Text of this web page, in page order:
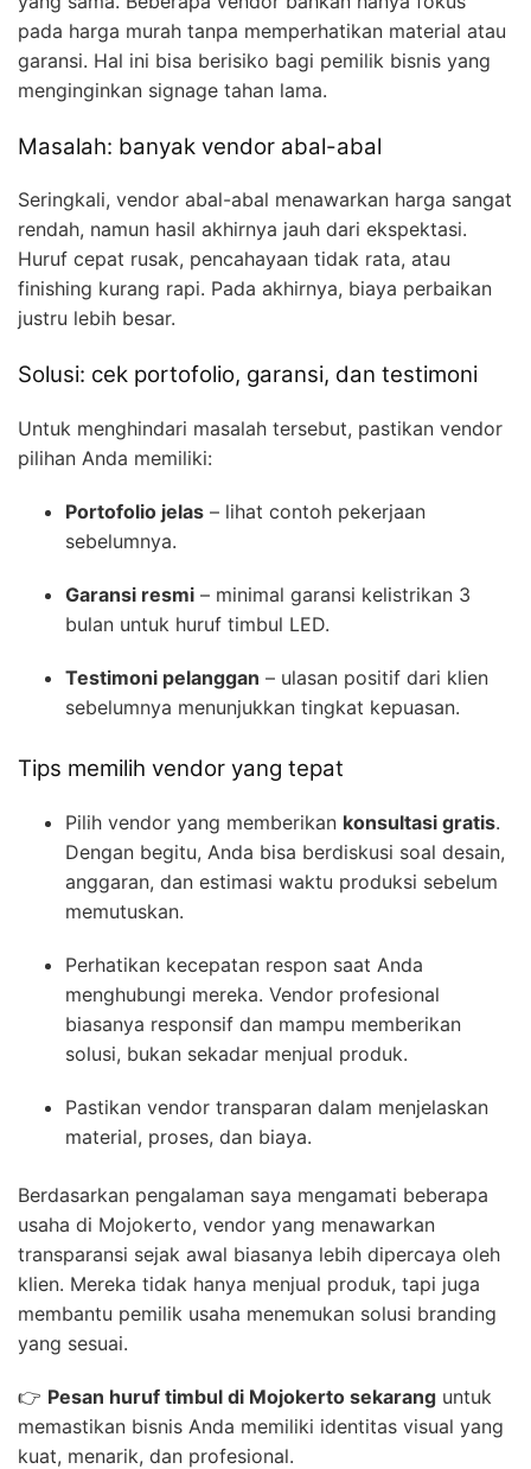
pada harga murah tanpa memperhatikan material atau
garansi. Hal ini bisa berisiko bagi pemilik bisnis yang
menginginkan signage tahan lama.
Masalah: banyak vendor abal-abal
Seringkali, vendor abal-abal menawarkan harga sangat
rendah, namun hasil akhirnya jauh dari ekspektasi.
Huruf cepat rusak, pencahayaan tidak rata, atau
finishing kurang rapi. Pada akhirnya, biaya perbaikan
justru lebih besar.
Solusi: cek portofolio, garansi, dan testimoni
Untuk menghindari masalah tersebut, pastikan vendor
pilihan Anda memiliki:
Portofolio jelas – lihat contoh pekerjaan
sebelumnya.
Garansi resmi – minimal garansi kelistrikan 3
bulan untuk huruf timbul LED.
Testimoni pelanggan – ulasan positif dari klien
sebelumnya menunjukkan tingkat kepuasan.
Tips memilih vendor yang tepat
Pilih vendor yang memberikan konsultasi gratis.
Dengan begitu, Anda bisa berdiskusi soal desain,
anggaran, dan estimasi waktu produksi sebelum
memutuskan.
Perhatikan kecepatan respon saat Anda
menghubungi mereka. Vendor profesional
biasanya responsif dan mampu memberikan
solusi, bukan sekadar menjual produk.
Pastikan vendor transparan dalam menjelaskan
material, proses, dan biaya.
Berdasarkan pengalaman saya mengamati beberapa
usaha di Mojokerto, vendor yang menawarkan
transparansi sejak awal biasanya lebih dipercaya oleh
klien. Mereka tidak hanya menjual produk, tapi juga
membantu pemilik usaha menemukan solusi branding
yang sesuai.
👉 Pesan huruf timbul di Mojokerto sekarang untuk
memastikan bisnis Anda memiliki identitas visual yang
kuat, menarik, dan profesional.